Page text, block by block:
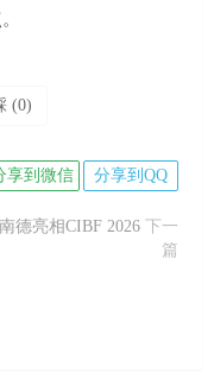
(0)
分享到QQ
享到微信
德亮相CIBF 2026 下一
篇